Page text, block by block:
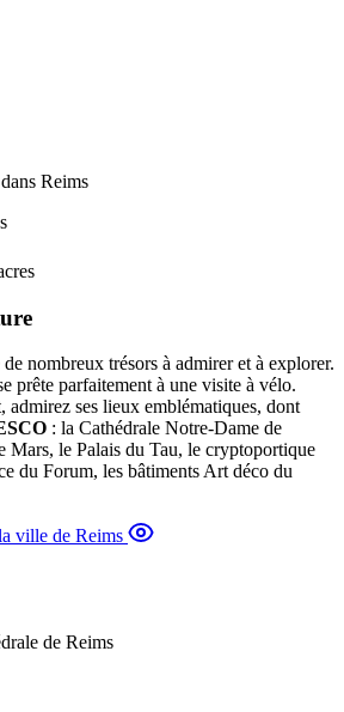
nombreux trésors à admirer et à explorer.
prête parfaitement à une visite à vélo.
admirez ses lieux emblématiques, dont
: la Cathédrale Notre-Dame de
Mars, le Palais du Tau, le cryptoportique
du Forum, les bâtiments Art déco du
ville de Reims